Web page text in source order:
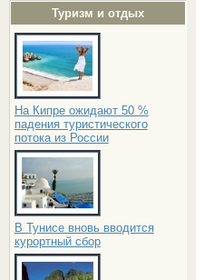
Туризм и отдых
На Кипре ожидают 50 %
падения туристического
потока из России
В Тунисе вновь вводится
курортный сбор